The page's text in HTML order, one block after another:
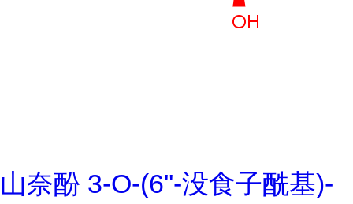
山奈酚 3-O-(6''-没食子酰基)-